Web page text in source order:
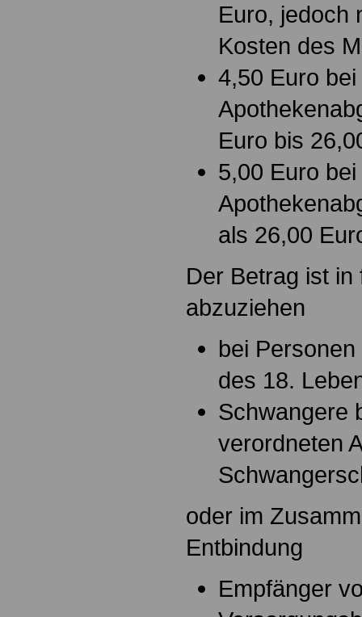
Euro, jedoch
Kosten des
4,50 Euro
Euro bis
5,00 Euro
als 26,00
Der Betrag ist
abzuziehen
bei
des 18.
Schwangere
verordneten
oder im
Entbindung
Empfänger